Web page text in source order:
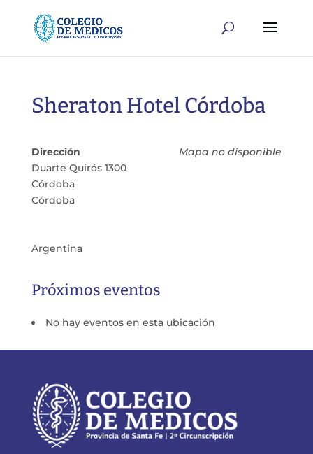
Sheraton Hotel Córdoba
Mapa no disponible
Dirección
Duarte Quirós 1300
Córdoba
Córdoba
Argentina
Próximos eventos
No hay eventos en esta ubicación